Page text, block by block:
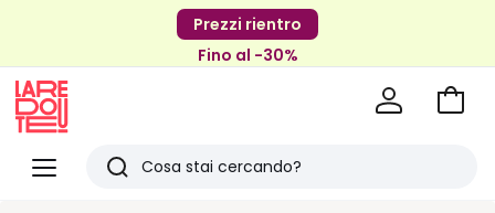
Prezzi rientro
Fino al -30%
Menu
Redoute
Ricerca
Vai